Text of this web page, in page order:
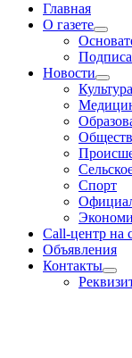
Главная
О газете
Новости
Культура
Спорт
Call-центр на
Объявления
Контакты